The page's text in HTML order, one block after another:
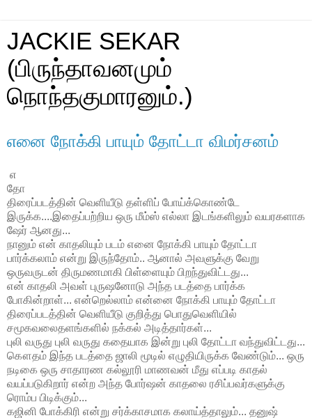
JACKIE SEKAR
(பிருந்தாவனமும்
நொந்தகுமாரனும்.)
எனை நோக்கி பாயும் தோட்டா விமர்சனம்
எ
தோ
திரைப்படத்தின் வெளியீடு தள்ளிப் போய்க்கொண்டே
இருக்க....இதைப்பற்றிய ஒரு மீம்ஸ் எல்லா இடங்களிலும் வயரகளாக
ஷேர் ஆனது...
நானும் என் காதலியும் படம் எனை நோக்கி பாயும் தோட்டா
பார்க்கலாம் என்று இருந்தோம்.. ஆனால் அவளுக்கு வேறு
ஒருவருடன் திருமணமாகி பிள்ளையும் பிறந்துவிட்டது...
என் காதலி அவள் புருஷனோடு அந்த படத்தை பார்க்க
போகின்றாள்... என்றெல்லாம் என்னை நோக்கி பாயும் தோட்டா
திரைப்படத்தின் வெளியீடு குறித்து பொதுவெளியில்
சமூகவலைதளங்களில் நக்கல் அடித்தார்கள்...
புலி வருது புலி வருது கதையாக இன்று புலி தோட்டா வந்துவிட்டது...
கௌதம் இந்த படத்தை ஜாலி மூடில் எழுதியிருக்க வேண்டும்... ஒரு
நடிகை ஒரு சாதாரண கல்லூரி மாணவன் மீது எப்படி காதல்
வயப்படுகிறார் என்ற அந்த போர்ஷன் காதலை ரசிப்பவர்களுக்கு
ரொம்ப பிடிக்கும்...
கஜினி போக்கிரி என்று சர்க்காசமாக கலாய்த்தாலும்... தனுஷ்